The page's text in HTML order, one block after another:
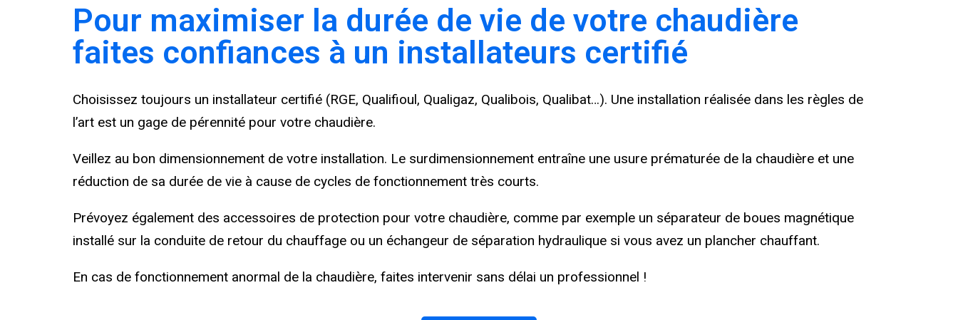
Pour maximiser la durée de vie de votre chaudière
faites confiances à un installateurs certifié
Choisissez toujours un installateur certifié (RGE, Qualifioul, Qualigaz, Qualibois, Qualibat…). Une installation réalisée dans les règles de
l’art est un gage de pérennité pour votre chaudière.
Veillez au bon dimensionnement de votre installation. Le surdimensionnement entraîne une usure prématurée de la chaudière et une
réduction de sa durée de vie à cause de cycles de fonctionnement très courts.
Prévoyez également des accessoires de protection pour votre chaudière, comme par exemple un séparateur de boues magnétique
installé sur la conduite de retour du chauffage ou un échangeur de séparation hydraulique si vous avez un plancher chauffant.
En cas de fonctionnement anormal de la chaudière, faites intervenir sans délai un professionnel !